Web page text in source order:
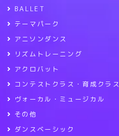
BALLET
テーマパーク
アニソンダンス
リズムトレーニング
アクロバット
コンテストクラス・育成クラス
ヴォーカル・ミュージカル
その他
ダンスベーシック